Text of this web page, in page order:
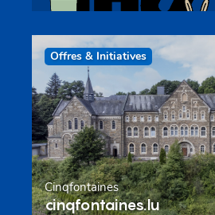
Offres & Initiatives
Cinqfontaines
cinqfontaines.lu